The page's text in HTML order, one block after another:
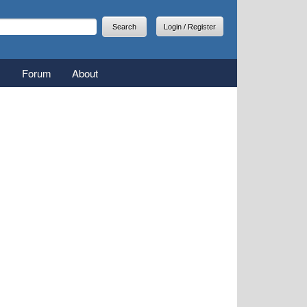
form Login / Register
Forum About